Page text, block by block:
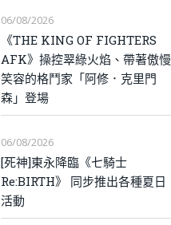
06/08/2026
《THE KING OF FIGHTERS
AFK》操控翠綠火焰、帶著傲慢
笑容的格鬥家「阿修．克里門
森」登場
06/08/2026
[死神]東永降臨《七騎士
Re:BIRTH》 同步推出各種夏日
活動